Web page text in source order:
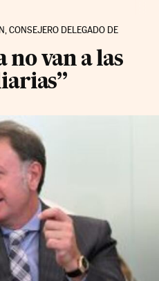
CONSEJERO DELEGADO DE
no van a las